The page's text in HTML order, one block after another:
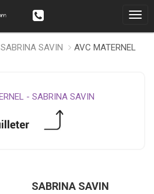
SABRINA SAVIN AVC MATERNEL
SABRINA SAVIN